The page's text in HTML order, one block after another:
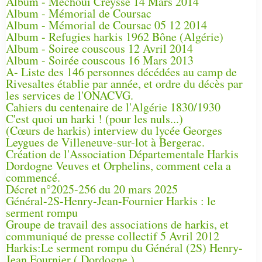
Album - Mémorial de Coursac
Album - Mémorial de Coursac 05 12 2014
Album - Refugies harkis 1962 Bône (Algérie)
Album - Soiree couscous 12 Avril 2014
Album - Soirée couscous 16 Mars 2013
A- Liste des 146 personnes décédées au camp de
Rivesaltes établie par année, et ordre du décès par
les services de l'ONACVG.
Cahiers du centenaire de l'Algérie 1830/1930
C'est quoi un harki ! (pour les nuls...)
(Cœurs de harkis) interview du lycée Georges
Leygues de Villeneuve-sur-lot à Bergerac.
Création de l'Association Départementale Harkis
Dordogne Veuves et Orphelins, comment cela a
commencé.
Décret n°2025-256 du 20 mars 2025
Général-2S-Henry-Jean-Fournier Harkis : le
serment rompu
Groupe de travail des associations de harkis, et
communiqué de presse collectif 5 Avril 2012
Harkis:Le serment rompu du Général (2S) Henry-